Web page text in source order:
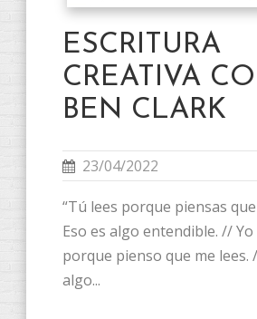
ESCRITURA
CREATIVA
BEN CLARK
23/04/2022
“Tú lees porque piensas
Eso es algo entendible. //
porque pienso que me lees.
algo...